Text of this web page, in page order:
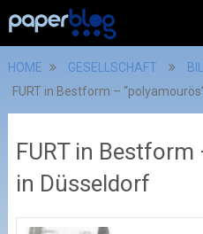
HOME GESELLSCHAFT
FURT in Bestform –
FURT in Bestform
in Düsseldorf